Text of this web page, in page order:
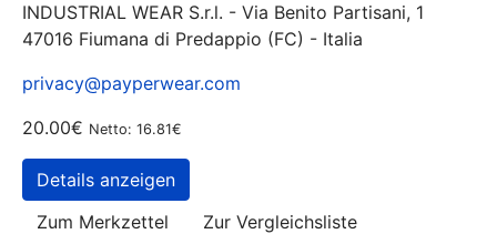
INDUSTRIAL WEAR S.r.l. - Via Benito Partisani, 1
47016 Fiumana di Predappio (FC) - Italia
privacy@payperwear.com
20.00€ Netto: 16.81€
Details anzeigen
Zum Merkzettel
Zur Vergleichsliste